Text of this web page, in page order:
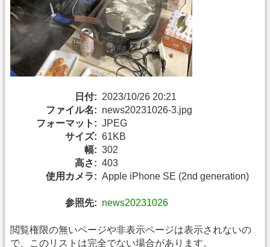
日付: 2023/10/26 20:21
ファイル名: news20231026-3.jpg
フォーマット: JPEG
サイズ: 61KB
幅: 302
高さ: 403
使用カメラ: Apple iPhone SE (2nd generation)
参照先: news20231026
閲覧権限の無いページや非表示ページは表示されないの
で、このリストは完全でない場合があります。